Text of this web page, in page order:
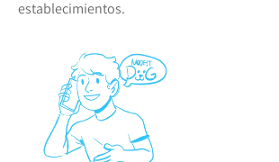
establecimientos.